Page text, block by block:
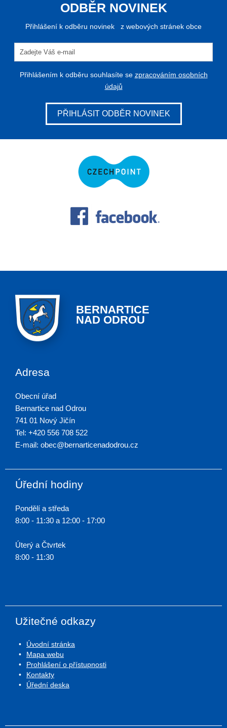
ODBĚR NOVINEK
Přihlášení k odběru novinek z webových stránek obce
Přihlášením k odběru souhlasíte se zpracováním osobních
údajů
PŘIHLÁSIT ODBĚR NOVINEK
BERNARTICE
NAD ODROU
Adresa
Obecní úřad
Bernartice nad Odrou
741 01 Nový Jičín
Tel: +420 556 708 522
E-mail: obec@bernarticenadodrou.cz
Úřední hodiny
Pondělí a středa
8:00 - 11:30 a 12:00 - 17:00
Úterý a Čtvrtek
8:00 - 11:30
Užitečné odkazy
Úvodní stránka
Mapa webu
Prohlášení o přístupnosti
Kontakty
Úřední deska